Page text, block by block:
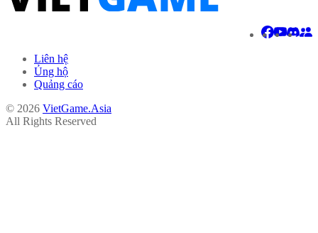
Liên hệ
Ủng hộ
Quảng cáo
© 2026 VietGame.Asia
All Rights Reserved